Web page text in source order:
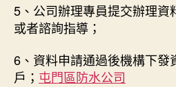
5、公司辦理專員提交辦理資
或者諮詢指導；
6、資料申請通過後機構下發
戶； 屯門區防水公司